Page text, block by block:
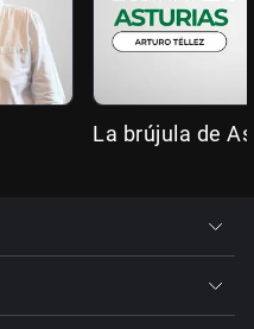
La brújula de